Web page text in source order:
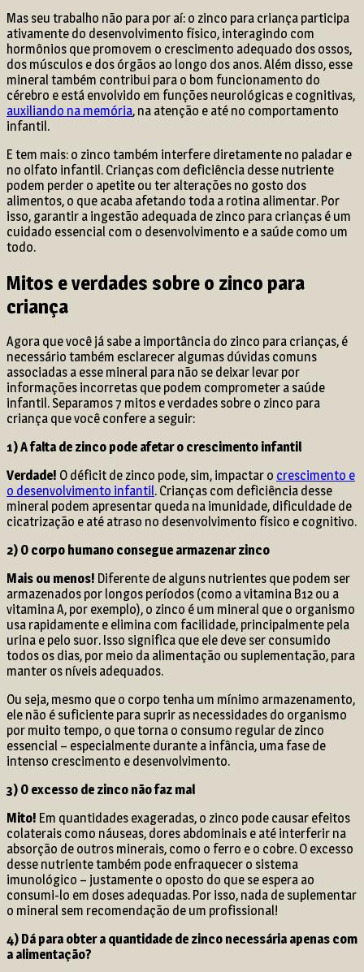
Mas seu trabalho não para por aí: o zinco para criança participa
ativamente do desenvolvimento físico, interagindo com
hormônios que promovem o crescimento adequado dos ossos,
dos músculos e dos órgãos ao longo dos anos. Além disso, esse
mineral também contribui para o bom funcionamento do
cérebro e está envolvido em funções neurológicas e cognitivas,
auxiliando na memória, na atenção e até no comportamento
infantil.
E tem mais: o zinco também interfere diretamente no paladar e
no olfato infantil. Crianças com deficiência desse nutriente
podem perder o apetite ou ter alterações no gosto dos
alimentos, o que acaba afetando toda a rotina alimentar. Por
isso, garantir a ingestão adequada de zinco para crianças é um
cuidado essencial com o desenvolvimento e a saúde como um
todo.
Mitos e verdades sobre o zinco para
criança
Agora que você já sabe a importância do zinco para crianças, é
necessário também esclarecer algumas dúvidas comuns
associadas a esse mineral para não se deixar levar por
informações incorretas que podem comprometer a saúde
infantil. Separamos 7 mitos e verdades sobre o zinco para
criança que você confere a seguir:
1) A falta de zinco pode afetar o crescimento infantil
Verdade! O déficit de zinco pode, sim, impactar o crescimento e
o desenvolvimento infantil. Crianças com deficiência desse
mineral podem apresentar queda na imunidade, dificuldade de
cicatrização e até atraso no desenvolvimento físico e cognitivo.
2) O corpo humano consegue armazenar zinco
Mais ou menos! Diferente de alguns nutrientes que podem ser
armazenados por longos períodos (como a vitamina B12 ou a
vitamina A, por exemplo), o zinco é um mineral que o organismo
usa rapidamente e elimina com facilidade, principalmente pela
urina e pelo suor. Isso significa que ele deve ser consumido
todos os dias, por meio da alimentação ou suplementação, para
manter os níveis adequados.
Ou seja, mesmo que o corpo tenha um mínimo armazenamento,
ele não é suficiente para suprir as necessidades do organismo
por muito tempo, o que torna o consumo regular de zinco
essencial – especialmente durante a infância, uma fase de
intenso crescimento e desenvolvimento.
3) O excesso de zinco não faz mal
Mito! Em quantidades exageradas, o zinco pode causar efeitos
colaterais como náuseas, dores abdominais e até interferir na
absorção de outros minerais, como o ferro e o cobre. O excesso
desse nutriente também pode enfraquecer o sistema
imunológico – justamente o oposto do que se espera ao
consumi-lo em doses adequadas. Por isso, nada de suplementar
o mineral sem recomendação de um profissional!
4) Dá para obter a quantidade de zinco necessária apenas com
a alimentação?